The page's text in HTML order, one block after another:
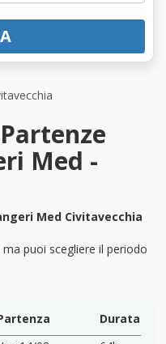
Med -
Med Civitavecchia
puoi scegliere il periodo
Durata